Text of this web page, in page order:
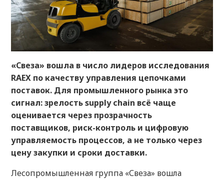
«Свеза» вошла в число лидеров исследования
RAEX по качеству управления цепочками
поставок. Для промышленного рынка это
сигнал: зрелость supply chain всё чаще
оценивается через прозрачность
поставщиков, риск-контроль и цифровую
управляемость процессов, а не только через
цену закупки и сроки доставки.
Лесопромышленная группа «Свеза» вошла